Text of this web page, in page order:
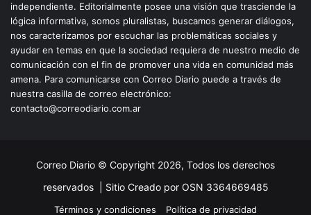
independiente. Editorialmente posee una visión que trasciende la
lógica informativa, somos pluralistas, buscamos generar diálogos,
nos caracterizamos por escuchar las problemáticas sociales y
ayudar en temas en que la sociedad requiera de nuestro medio de
comunicación con el fin de promover una vida en comunidad más
amena. Para comunicarse con Correo Diario puede a través de
nuestra casilla de correo electrónico:
contacto@correodiario.com.ar
Correo Diario © Copyright 2026, Todos los derechos
reservados | Sitio Creado por OSN 3364669485
Términos y condiciones Política de privacidad